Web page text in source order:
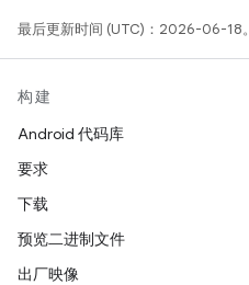
最后更新时间 (UTC)：2026-06-18。
构建
Android 代码库
要求
下载
预览二进制文件
出厂映像